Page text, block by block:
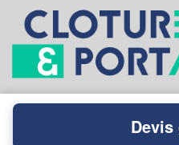
Powered by